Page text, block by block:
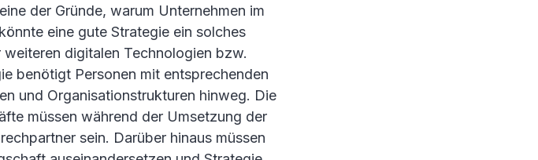
der Gründe, warum Unternehmen im
eine gute Strategie ein solches
digitalen Technologien bzw.
benötigt Personen mit entsprechenden
und Organisationstrukturen hinweg. Die
müssen während der Umsetzung der
sein. Darüber hinaus müssen